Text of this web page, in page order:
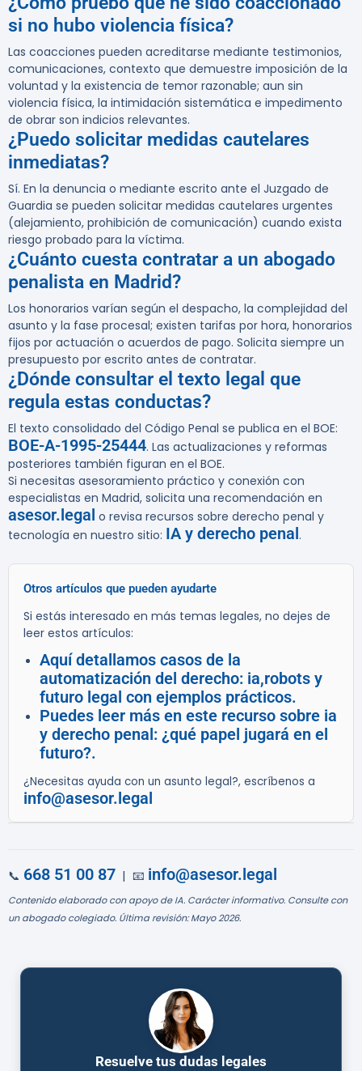
si no hubo violencia física?
Las coacciones pueden acreditarse mediante testimonios,
comunicaciones, contexto que demuestre imposición de la
voluntad y la existencia de temor razonable; aun sin
violencia física, la intimidación sistemática e impedimento
de obrar son indicios relevantes.
¿Puedo solicitar medidas cautelares
inmediatas?
Sí. En la denuncia o mediante escrito ante el Juzgado de
Guardia se pueden solicitar medidas cautelares urgentes
(alejamiento, prohibición de comunicación) cuando exista
riesgo probado para la víctima.
¿Cuánto cuesta contratar a un abogado
penalista en Madrid?
Los honorarios varían según el despacho, la complejidad del
asunto y la fase procesal; existen tarifas por hora, honorarios
fijos por actuación o acuerdos de pago. Solicita siempre un
presupuesto por escrito antes de contratar.
¿Dónde consultar el texto legal que
regula estas conductas?
El texto consolidado del Código Penal se publica en el BOE:
BOE-A-1995-25444. Las actualizaciones y reformas
posteriores también figuran en el BOE.
Si necesitas asesoramiento práctico y conexión con
especialistas en Madrid, solicita una recomendación en
asesor.legal o revisa recursos sobre derecho penal y
tecnología en nuestro sitio: IA y derecho penal.
Otros artículos que pueden ayudarte
Si estás interesado en más temas legales, no dejes de
leer estos artículos:
Aquí detallamos casos de la
automatización del derecho: ia,robots y
futuro legal con ejemplos prácticos.
Puedes leer más en este recurso sobre ia
y derecho penal: ¿qué papel jugará en el
futuro?.
¿Necesitas ayuda con un asunto legal?, escríbenos a
info@asesor.legal
📞 668 51 00 87 | 📧 info@asesor.legal
Contenido elaborado con apoyo de IA. Carácter informativo. Consulte con
un abogado colegiado. Última revisión: Mayo 2026.
Resuelve tus dudas legales